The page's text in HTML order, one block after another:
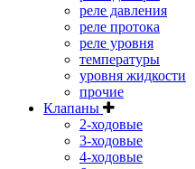
реле давления
реле протока
реле уровня
температуры
уровня жидкости
прочие
Клапаны
2-ходовые
3-ходовые
4-ходовые